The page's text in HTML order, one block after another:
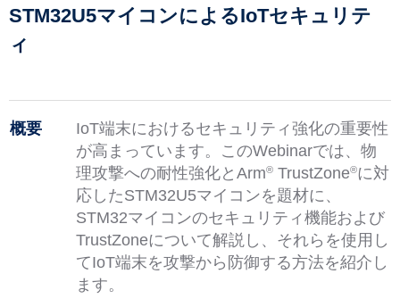
STM32U5マイコンによるIoTセキュリテ
ィ
概要
IoT端末におけるセキュリティ強化の重要性
が高まっています。このWebinarでは、物
理攻撃への耐性強化とArm® TrustZone®に対
応したSTM32U5マイコンを題材に、
STM32マイコンのセキュリティ機能および
TrustZoneについて解説し、それらを使用し
てIoT端末を攻撃から防御する方法を紹介し
ます。